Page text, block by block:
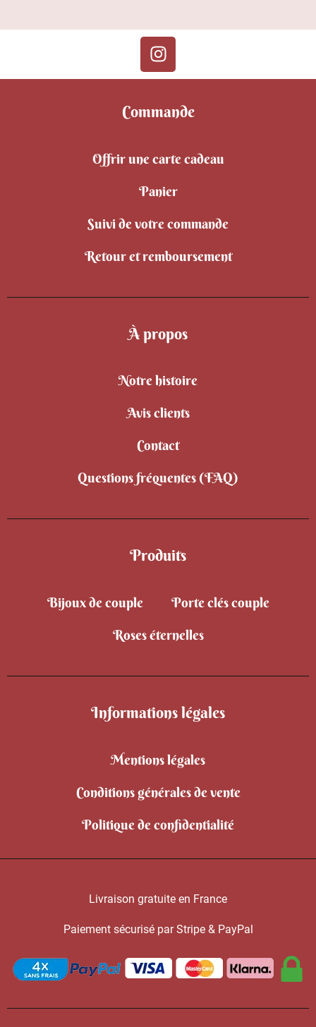
Commande
Offrir une carte cadeau
Panier
Suivi de votre commande
Retour et remboursement
À propos
Notre histoire
Avis clients
Contact
Questions fréquentes (FAQ)
Produits
Bijoux de couple
Porte clés couple
Roses éternelles
Informations légales
Mentions légales
Conditions générales de vente
Politique de confidentialité
Livraison gratuite en France
Paiement sécurisé par Stripe & PayPal